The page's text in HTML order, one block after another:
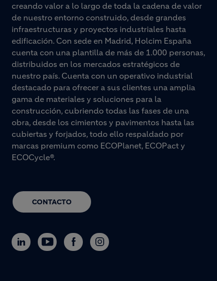
CONTACTO
creando valor a lo largo de toda la cadena de valor
de nuestro entorno construido, desde grandes
infraestructuras y proyectos industriales hasta
edificación. Con sede en Madrid, Holcim España
cuenta con una plantilla de más de 1.000 personas,
distribuidos en los mercados estratégicos de
nuestro país. Cuenta con un operativo industrial
destacado para ofrecer a sus clientes una amplia
gama de materiales y soluciones para la
construcción, cubriendo todas las fases de una
obra, desde los cimientos y pavimentos hasta las
cubiertas y forjados, todo ello respaldado por
marcas premium como ECOPlanet, ECOPact y
ECOCycle®.